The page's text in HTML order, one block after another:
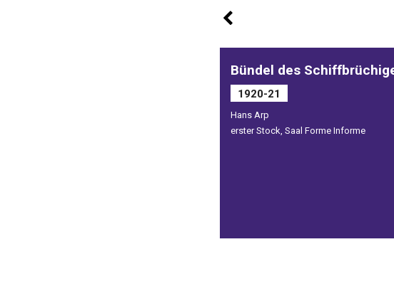
Bündel des
1920-21
Hans Arp
erster Stock, Saal Forme Informe